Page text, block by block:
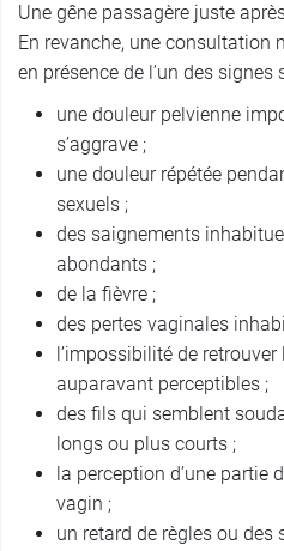
Une gêne passagère juste
En revanche, une consultation
en présence de l’un des signes
une douleur pelvienne
s’aggrave ;
une douleur répétée
sexuels ;
des saignements
abondants ;
de la fièvre ;
des pertes vaginales
l’impossibilité de
auparavant perceptibles ;
des fils qui semblent
longs ou plus courts ;
la perception d’une partie
vagin ;
un retard de règles ou des